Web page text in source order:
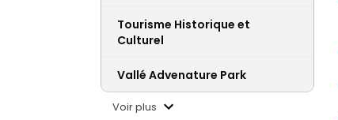
Tourisme Historique et
Culturel
Vallé Advenature Park
Voir plus